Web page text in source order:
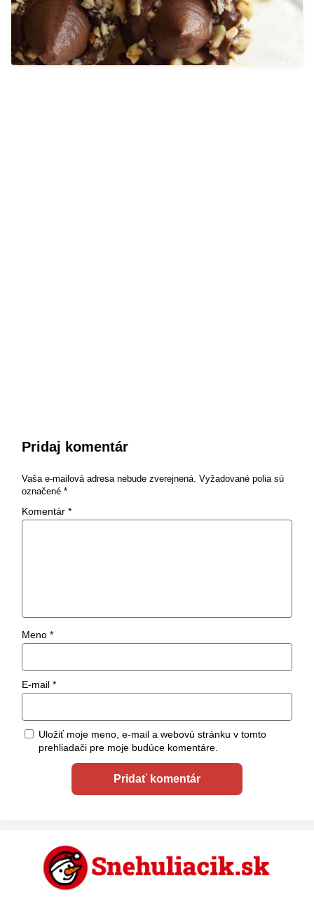
Pridaj komentár
Vaša e-mailová adresa nebude zverejnená. Vyžadované polia sú
označené *
Komentár *
Meno *
E-mail *
Uložiť moje meno, e-mail a webovú stránku v tomto
prehliadači pre moje budúce komentáre.